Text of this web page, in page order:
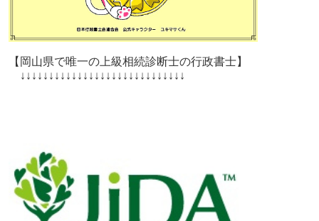
【岡山県で唯一の上級相続診断士の行政書士】
↓↓↓↓↓↓↓↓↓↓↓↓↓↓↓↓↓↓↓↓↓↓↓↓↓↓↓↓↓